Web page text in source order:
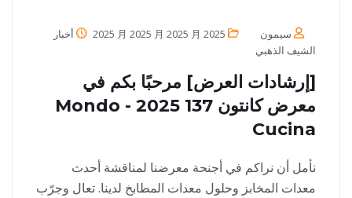
سيمون 2025 月 2025 月 2025 月 2025
أخبار
الشيف الذهبي
[إرشادات العرض] مرحبًا بكم في
معرض كانتون 137 2025 - Mondo
Cucina
نأمل أن نراكم في أجنحة معرضنا لمناقشة أحدث
معدات المخابز وحلول معدات المطابخ لدينا. تعال وجرّب